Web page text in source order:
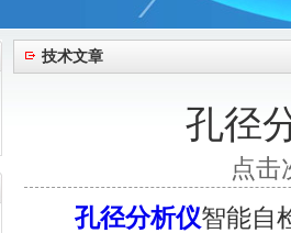
技术文章
孔径
点击
孔径分析仪智能自